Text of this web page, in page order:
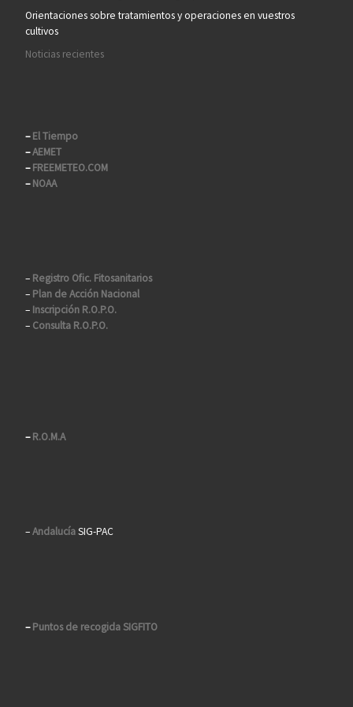
Orientaciones sobre tratamientos y operaciones en vuestros
cultivos
Noticias recientes
–El Tiempo
–AEMET
–FREEMETEO.COM
–NOAA
– Registro Ofic. Fitosanitarios
– Plan de Acción Nacional
– Inscripción R.O.P.O.
– Consulta R.O.P.O.
–R.O.M.A
–AndalucíaSIG-PAC
–Puntos de recogida SIGFITO